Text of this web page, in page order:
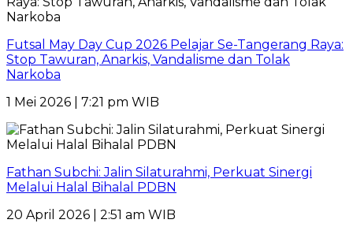
Futsal May Day Cup 2026 Pelajar Se-Tangerang Raya:
Stop Tawuran, Anarkis, Vandalisme dan Tolak
Narkoba
1 Mei 2026 | 7:21 pm WIB
Fathan Subchi: Jalin Silaturahmi, Perkuat Sinergi
Melalui Halal Bihalal PDBN
20 April 2026 | 2:51 am WIB